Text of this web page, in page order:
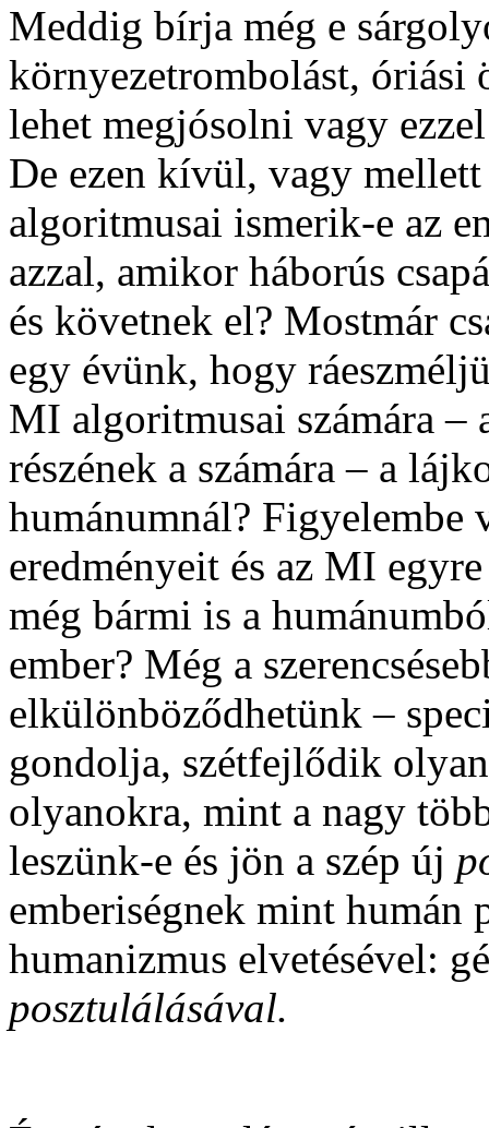
Meddig bírja még e
környezetrombolást,
lehet megjósolni vagy
De ezen kívül, vagy
algoritmusai ismerik-e az
azzal, amikor háborús
és követnek el? Mostmár
egy évünk, hogy
MI algoritmusai számára –
részének a számára – a
humánumnál? Figyelembe
eredményeit és az MI
még bármi is a
ember? Még a
elkülönböződhetünk –
gondolja, szétfejlődik
olyanokra, mint a nagy
leszünk-e és jön a szép új
emberiségnek mint humán
humanizmus elvetésével:
posztulálásával.